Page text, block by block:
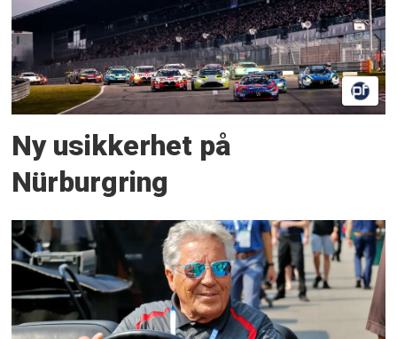
Ny usikkerhet på
Nürburgring